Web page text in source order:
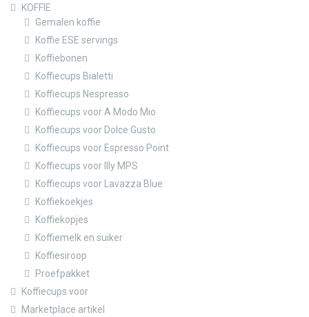
KOFFIE
Gemalen koffie
Koffie ESE servings
Koffiebonen
Koffiecups Bialetti
Koffiecups Nespresso
Koffiecups voor A Modo Mio
Koffiecups voor Dolce Gusto
Koffiecups voor Espresso Point
Koffiecups voor Illy MPS
Koffiecups voor Lavazza Blue
Koffiekoekjes
Koffiekopjes
Koffiemelk en suiker
Koffiesiroop
Proefpakket
Koffiecups voor
Marketplace artikel